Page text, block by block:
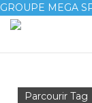
GROUPE MEGA
2023/pl/P
Parcourir Tag